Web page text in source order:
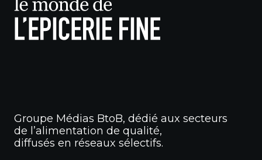
Groupe Médias BtoB, dédié aux secteurs
de l’alimentation de qualité,
diffusés en réseaux sélectifs.